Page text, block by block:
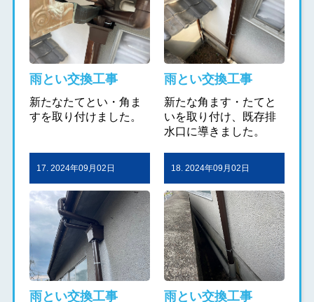
雨とい交換工事
新たなたてとい・角ま
すを取り付けました。
雨とい交換工事
新たな角ます・たてと
いを取り付け、既存排
水口に導きました。
17. 2024年09月02日
雨とい交換工事
18. 2024年09月02日
雨とい交換工事